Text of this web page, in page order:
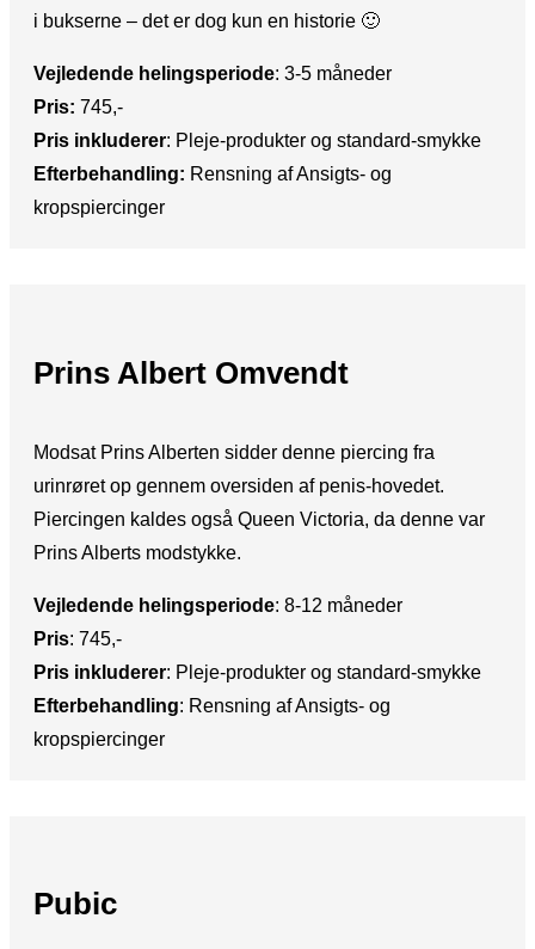
i bukserne – det er dog kun en historie 🙂
Vejledende helingsperiode: ​3-5 måneder
Pris: ​745,-
Pris inkluderer:​ Pleje-produkter og standard-smykke
Efterbehandling:​ Rensning af Ansigts- og
kropspiercinger
Prins Albert Omvendt
​Modsat Prins Alberten sidder denne piercing fra
urinrøret op gennem oversiden af penis-hovedet.
Piercingen kaldes også Queen Victoria, da denne var
Prins Alberts modstykke.
Vejledende helingsperiode:​ 8-12 måneder
Pris:​ 745,-
Pris inkluderer: ​Pleje-produkter og standard-smykke
Efterbehandling:​ Rensning af Ansigts- og
kropspiercinger
Pubic